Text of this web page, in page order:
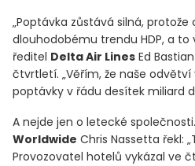
„Poptávka zůstává silná,
dlouhodobému trendu HDP, a
ředitel Delta Air LinesEd
čtvrtletí. „Věřím, že naše
poptávky v řádu desítek miliard
A nejde jen o letecké
Worldwide Chris Nassetta řekl:
Provozovatel hotelů vykázal ve